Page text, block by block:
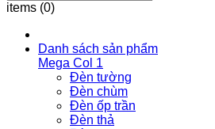
items (0)
Danh sách sản phẩm
Mega Col 1
Đèn tường
Đèn chùm
Đèn ốp trần
Đèn thả